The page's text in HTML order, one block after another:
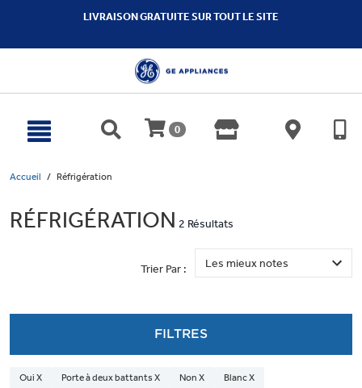
LIVRAISON GRATUITE SUR TOUT LE SITE
0
Accueil Réfrigération
RÉFRIGÉRATION 2 Résultats
Trier Par :
FILTRES
Oui X Porte à deux battants X Non X Blanc X